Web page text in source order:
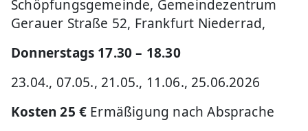
Schöpfungsgemeinde, Gemeindezentrum
Gerauer Straße 52, Frankfurt Niederrad,
Donnerstags 17.30 – 18.30
23.04., 07.05., 21.05., 11.06., 25.06.2026
Kosten 25 € Ermäßigung nach Absprache